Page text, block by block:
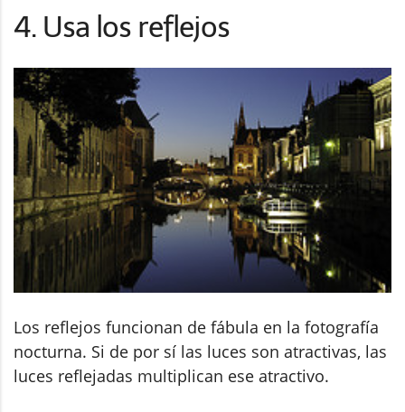
4. Usa los reflejos
Los reflejos funcionan de fábula en la fotografía
nocturna. Si de por sí las luces son atractivas, las
luces reflejadas multiplican ese atractivo.